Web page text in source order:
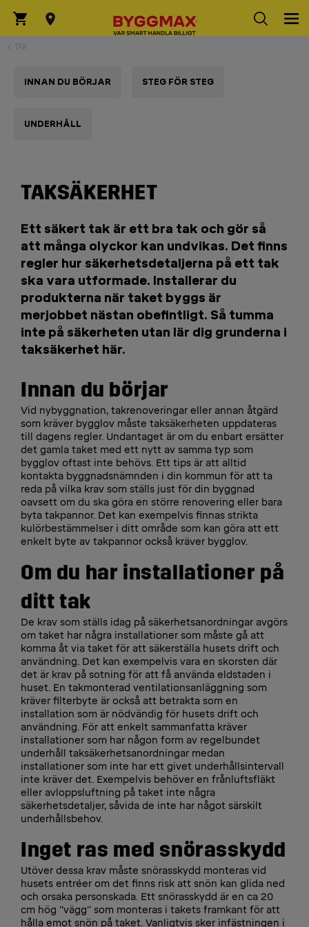
TAK
INNAN DU BÖRJAR STEG FÖR STEG
UNDERHÅLL
TAKSÄKERHET
Ett säkert tak är ett bra tak och gör så
att många olyckor kan undvikas. Det finns
regler hur säkerhetsdetaljerna på ett tak
ska vara utformade. Installerar du
produkterna när taket byggs är
merjobbet nästan obefintligt. Så tumma
inte på säkerheten utan lär dig grunderna i
taksäkerhet här.
Innan du börjar
Vid nybyggnation, takrenoveringar eller annan åtgärd
som kräver bygglov måste taksäkerheten uppdateras
till dagens regler. Undantaget är om du enbart ersätter
det gamla taket med ett nytt av samma typ som
bygglov oftast inte behövs. Ett tips är att alltid
kontakta byggnadsnämnden i din kommun för att ta
reda på vilka krav som ställs just för din byggnad
oavsett om du ska göra en större renovering eller bara
byta takpannor. Det kan exempelvis finnas strikta
kulörbestämmelser i ditt område som kan göra att ett
enkelt byte av takpannor också kräver bygglov.
Om du har installationer på
ditt tak
De krav som ställs idag på säkerhetsanordningar avgörs
om taket har några installationer som måste gå att
komma åt via taket för att säkerställa husets drift och
användning. Det kan exempelvis vara en skorsten där
det är krav på sotning för att få använda eldstaden i
huset. En takmonterad ventilationsanläggning som
kräver filterbyte är också att betrakta som en
installation som är nödvändig för husets drift och
användning. För att enkelt sammanfatta kräver
installationer som har någon form av regelbundet
underhåll taksäkerhetsanordningar medan
installationer som inte har ett givet underhållsintervall
inte kräver det. Exempelvis behöver en frånluftsfläkt
eller avloppsluftning på taket inte några
säkerhetsdetaljer, såvida de inte har något särskilt
underhållsbehov.
Inget ras med snörasskydd
Utöver dessa krav måste snörasskydd monteras vid
husets entréer om det finns risk att snön kan glida ned
och orsaka personskada. Ett snörasskydd är en ca 20
cm hög ”vägg” som monteras i takets framkant för att
hålla emot snön på taket. Vanligtvis sker infästningen i